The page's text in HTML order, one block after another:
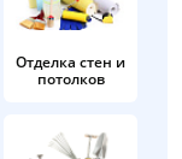
Отделка стен и
потолков